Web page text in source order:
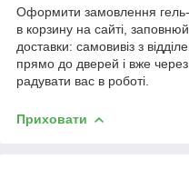
Оформити замовлення гель-
в корзину на сайті,
доставки: самовивіз з
прямо до дверей і вже через
радувати вас в роботі.
Приховати